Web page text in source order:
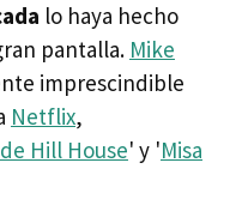
lo haya hecho
pantalla. Mike
imprescindible
Netflix,
Hill House' y 'Misa